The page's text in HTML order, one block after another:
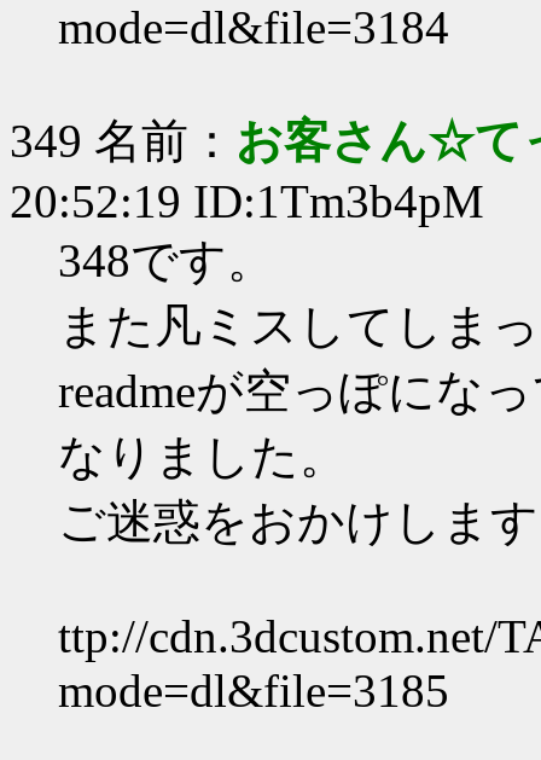
mode=dl&file=3184
349 名前： お客さん☆て
20:52:19 ID:1Tm3b4pM
348です。
また凡ミスしてしま
readmeが空っぽにな
なりました。
ご迷惑をおかけしま
ttp://cdn.3dcustom.net/
mode=dl&file=3185